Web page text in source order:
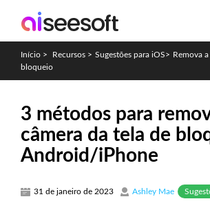
Início > Recursos > Sugestões para iOS> Remova
bloqueio
3 métodos para
câmera da tela de
Android/iPhone
31 de janeiro de 2023 Ashley Mae